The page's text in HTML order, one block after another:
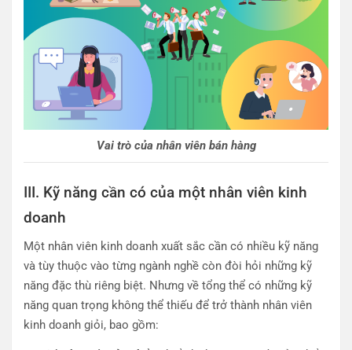
Vai trò của nhân viên bán hàng
III. Kỹ năng cần có của một nhân viên kinh
doanh
Một nhân viên kinh doanh xuất sắc cần có nhiều kỹ năng
và tùy thuộc vào từng ngành nghề còn đòi hỏi những kỹ
năng đặc thù riêng biệt. Nhưng về tổng thể có những kỹ
năng quan trọng không thể thiếu để trở thành nhân viên
kinh doanh giỏi, bao gồm: